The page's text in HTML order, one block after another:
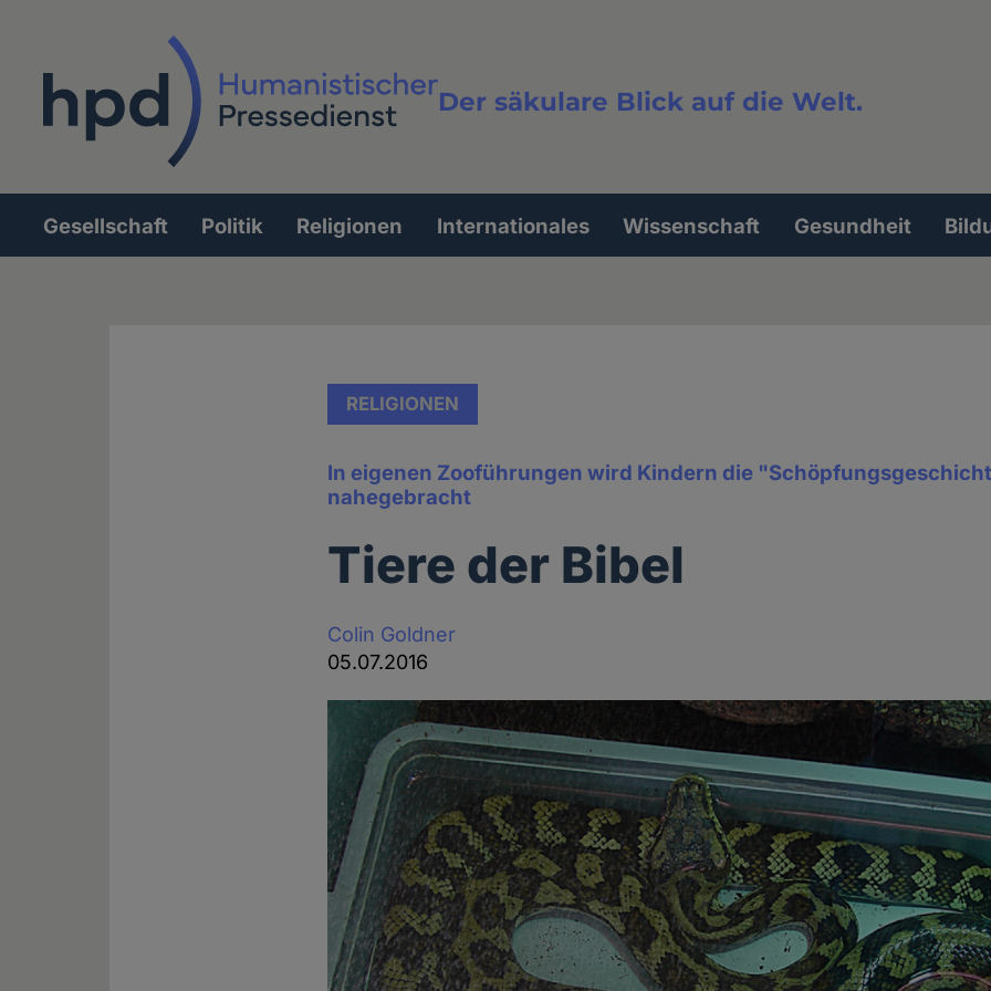
Der säkulare Blick auf die Welt.
Volltextsuche
Hauptnavigation
Gesellschaft Politik Religionen Internationales Wissenschaft Gesundheit
RELIGIONEN
In eigenen Zooführungen wird Kindern die
nahegebracht
Tiere der Bibel
Colin Goldner
05.07.2016